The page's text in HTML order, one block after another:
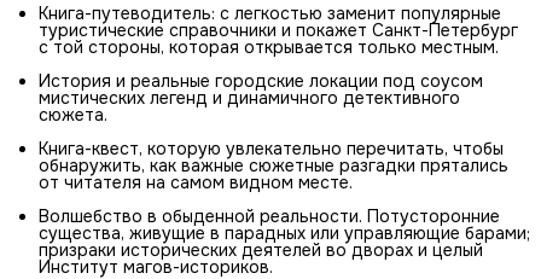
Книга-путеводитель: с легкостью заменит популярные
туристические справочники и покажет Санкт-Петербург
с той стороны, которая открывается только местным.
История и реальные городские локации под соусом
мистических легенд и динамичного детективного
сюжета.
Книга-квест, которую увлекательно перечитать, чтобы
обнаружить, как важные сюжетные разгадки прятались
от читателя на самом видном месте.
Волшебство в обыденной реальности. Потусторонние
существа, живущие в парадных или управляющие барами;
призраки исторических деятелей во дворах и целый
Институт магов-историков.